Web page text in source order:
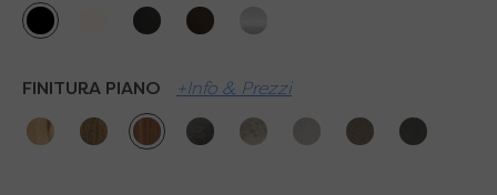
FINITURA PIANO +Info & Prezzi